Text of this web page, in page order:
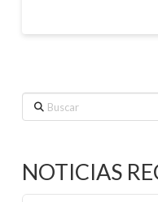
Buscar
NOTICIAS